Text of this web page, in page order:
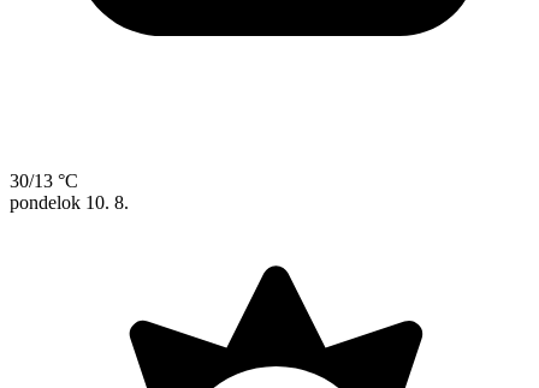
30/13 °C
pondelok 10. 8.